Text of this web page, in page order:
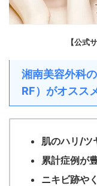
【公式
湘南美容外科
RF）がオスス
肌のハリ/ツ
累計症例が
ニキビ跡や